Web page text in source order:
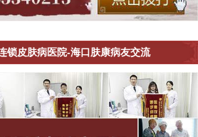
锁皮肤病医院-海口肤康病友交流